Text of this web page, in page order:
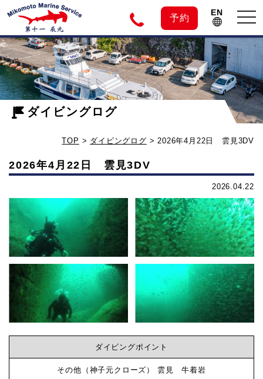
予約
EN
神
子
元
ダ
イ
ビ
グ
2026
年
4
雲
見
3DV
ダ
イ
ビ
ロ
グ
そ
ダイビングログ
TOP > ダイビングログ >2026年4月22日 雲見3DV
2026年4月22日 雲見3DV
2026.04.22
ダイビングポイント
その他（神子元クローズ） 雲見 牛着岩